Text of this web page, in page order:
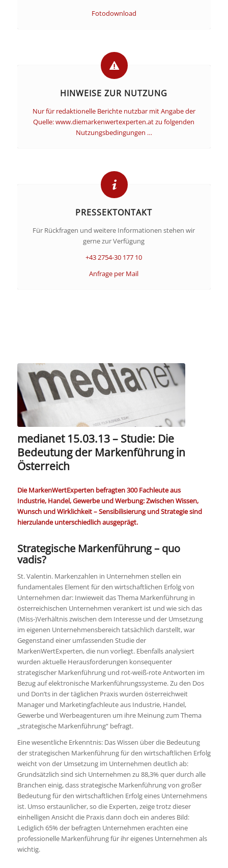
Fotodownload
HINWEISE ZUR NUTZUNG
Nur für redaktionelle Berichte nutzbar mit Angabe der
Quelle: www.diemarkenwertexperten.at zu folgenden
Nutzungsbedingungen …
PRESSEKTONTAKT
Für Rückfragen und weitere Informationen stehen wir
gerne zur Verfügung
+43 2754-30 177 10
Anfrage per Mail
medianet 15.03.13 – Studie: Die
Bedeutung der Markenführung in
Österreich
Die MarkenWertExperten befragten 300 Fachleute aus
Industrie, Handel, Gewerbe und Werbung:Zwischen Wissen,
Wunsch und Wirklichkeit – Sensibilisierung und Strategie sind
hierzulande unterschiedlich ausgeprägt.
Strategische Markenführung – quo
vadis?
St. Valentin. Markenzahlen in Unternehmen stellen ein
fundamentales Element für den wirtschaftlichen Erfolg von
Unternehmen dar: Inwieweit das Thema Markenführung in
österreichischen Unternehmen verankert ist und wie sich das
(Miss-)Verhältnis zwischen dem Interesse und der Umsetzung
im eigenen Unternehmensbereich tatsächlich darstellt, war
Gegenstand einer umfassenden Studie der
MarkenWertExperten, die nun vorliegt. Ebenfalls analysiert
wurden aktuelle Herausforderungen konsequenter
strategischer Markenführung und rot-weiß-rote Antworten im
Bezug auf elektronische Markenführungssysteme. Zu den Dos
und Don’ts in der täglichen Praxis wurden österreichweit
Manager und Marketingfachleute aus Industrie, Handel,
Gewerbe und Werbeagenturen um ihre Meinung zum Thema
„strategische Markenführung“ befragt.
Eine wesentliche Erkenntnis: Das Wissen über die Bedeutung
der strategischen Markenführung für den wirtschaftlichen Erfolg
weicht von der Umsetzung im Unternehmen deutlich ab:
Grundsätzlich sind sich Unternehmen zu 88,3% quer durch alle
Branchen einig, dass strategische Markenführung von großer
Bedeutung für den wirtschaftlichen Erfolg eines Unternehmens
ist. Umso erstaunlicher, so die Experten, zeige trotz dieser
einhelligen Ansicht die Praxis dann doch ein anderes Bild:
Lediglich 65% der befragten Unternehmen erachten eine
professionelle Markenführung für ihr eigenes Unternehmen als
wichtig.